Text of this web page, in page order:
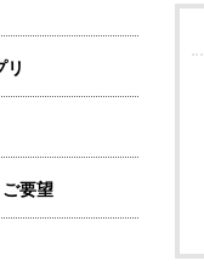
リ
要望